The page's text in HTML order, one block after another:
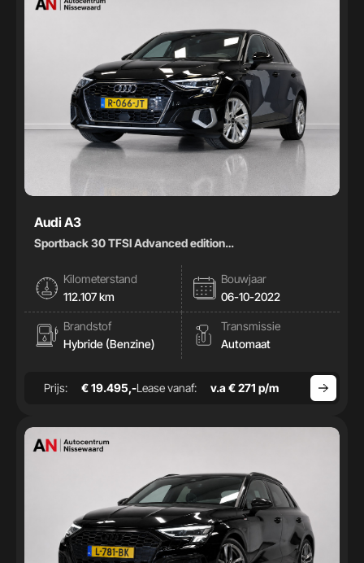
Audi A3
Sportback 30 TFSI Advanced edition
Kilometerstand
112.107 km
Bouwjaar
06-10-2022
Brandstof
Hybride (Benzine)
Transmissie
Automaat
Prijs: € 19.495,-Lease vanaf: v.a € 271 p/m